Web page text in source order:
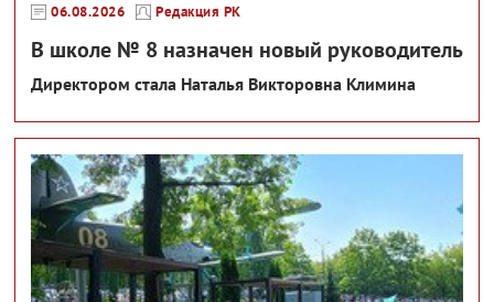
06.08.2026 Редакция РК
В школе № 8 назначен новый руководитель
Директором стала Наталья Викторовна Климина